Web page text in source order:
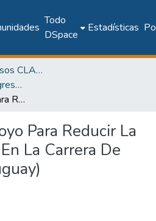
Todo
DSpace
Estadísticas
RedGuia / Congresos CLABES
Publicaciones del Congreso Internacional CLABES
Políticas De Apoyo Para Reducir La Desvinculación En La Carrera De Veterinaria (Uruguay)
Para Reducir La
La Carrera De